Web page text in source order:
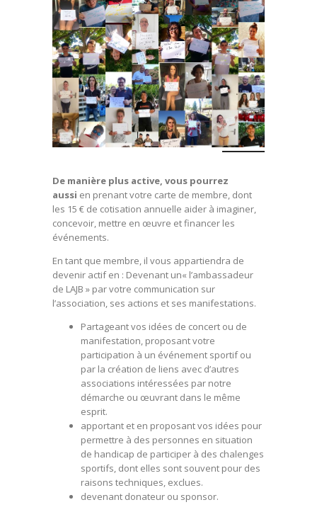
De manière plus active, vous pourrez
aussi en prenant votre carte de membre, dont
les 15 € de cotisation annuelle aider à imaginer,
concevoir, mettre en œuvre et financer les
événements.
En tant que membre, il vous appartiendra de
devenir actif en : Devenant un« l’ambassadeur
de LAJB » par votre communication sur
l’association, ses actions et ses manifestations.
Partageant vos idées de concert ou de
manifestation, proposant votre
participation à un événement sportif ou
par la création de liens avec d’autres
associations intéressées par notre
démarche ou œuvrant dans le même
esprit.
apportant et en proposant vos idées pour
permettre à des personnes en situation
de handicap de participer à des chalenges
sportifs, dont elles sont souvent pour des
raisons techniques, exclues.
devenant donateur ou sponsor.